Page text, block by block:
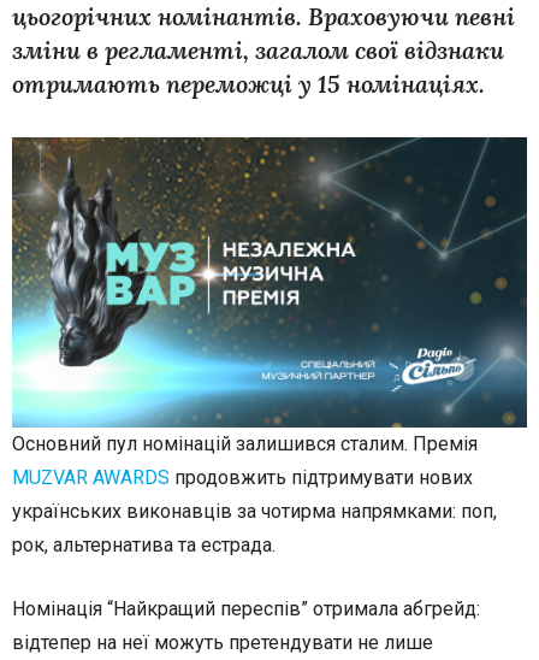
цьогорічних номінантів. Враховуючи певні
зміни в регламенті, загалом свої відзнаки
отримають переможці у 15 номінаціях.
Основний пул номінацій залишився сталим. Премія
MUZVAR AWARDS продовжить підтримувати нових
українських виконавців за чотирма напрямками: поп,
рок, альтернатива та естрада.
Номінація “Найкращий переспів” отримала абгрейд:
відтепер на неї можуть претендувати не лише